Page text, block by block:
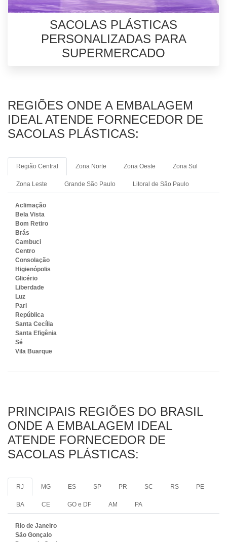
SACOLAS PLÁSTICAS
PERSONALIZADAS PARA
SUPERMERCADO
REGIÕES ONDE A EMBALAGEM
IDEAL ATENDE FORNECEDOR DE
SACOLAS PLÁSTICAS:
Região Central Zona Norte Zona Oeste Zona Sul
Zona Leste Grande São Paulo Litoral de São Paulo
Aclimação
Bela Vista
Bom Retiro
Brás
Cambuci
Centro
Consolação
Higienópolis
Glicério
Liberdade
Luz
Pari
República
Santa Cecília
Santa Efigênia
Sé
Vila Buarque
PRINCIPAIS REGIÕES DO BRASIL
ONDE A EMBALAGEM IDEAL
ATENDE FORNECEDOR DE
SACOLAS PLÁSTICAS:
RJ MG ES SP PR SC RS PE
BA CE GO e DF AM PA
Rio de Janeiro
São Gonçalo